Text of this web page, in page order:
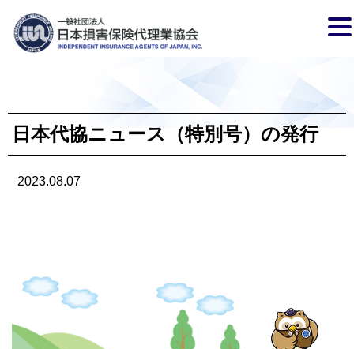
日本代協ニュース（特別号）の発行
2023.08.07